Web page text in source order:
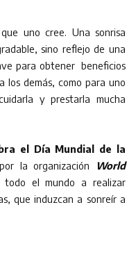
uno cree. Una sonrisa
sino reflejo de una
para obtener beneficios
los demás, como para uno
y prestarla mucha
el Día Mundial de la
la organización
World
el mundo a realizar
que induzcan a sonreír a